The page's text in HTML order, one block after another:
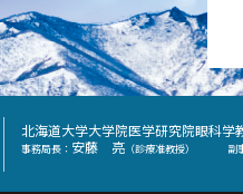
北海道大学大学院医学研究院眼科学
事務局長： 安藤 亮（診療准教授） 副